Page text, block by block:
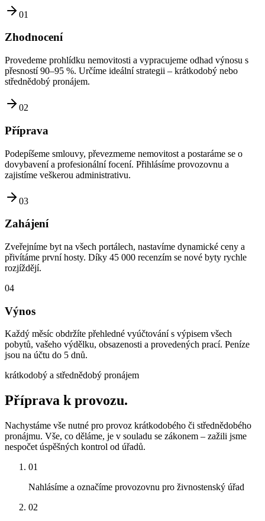
01
Zhodnocení
Provedeme prohlídku nemovitosti a vypracujeme odhad výnosu s
přesností 90–95 %. Určíme ideální strategii – krátkodobý nebo
střednědobý pronájem.
02
Příprava
Podepíšeme smlouvy, převezmeme nemovitost a postaráme se o
dovybavení a profesionální focení. Přihlásíme provozovnu a
zajistíme veškerou administrativu.
03
Zahájení
Zveřejníme byt na všech portálech, nastavíme dynamické ceny a
přivítáme první hosty. Díky 45 000 recenzím se nové byty rychle
rozjíždějí.
04
Výnos
Každý měsíc obdržíte přehledné vyúčtování s výpisem všech
pobytů, vašeho výdělku, obsazenosti a provedených prací. Peníze
jsou na účtu do 5 dnů.
krátkodobý a střednědobý pronájem
Příprava k provozu.
Nachystáme vše nutné pro provoz krátkodobého či střednědobého
pronájmu. Vše, co děláme, je v souladu se zákonem – zažili jsme
nespočet úspěšných kontrol od úřadů.
01
Nahlásíme a označíme provozovnu pro živnostenský úřad
02